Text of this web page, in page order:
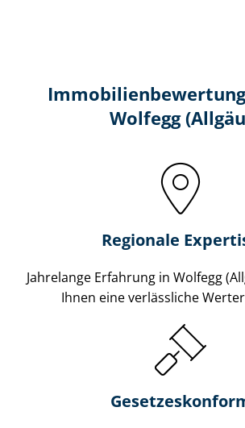
Wolfegg
Regionale
Jahrelange Erfahrung in Wolfegg
Ihnen eine verlässliche